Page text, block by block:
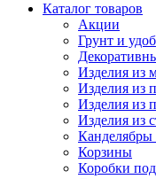
Каталог товаров
Акции
Грунт и
Изделия из
Изделия из
Изделия из
Изделия из
Канделябры
Корзины
Коробки